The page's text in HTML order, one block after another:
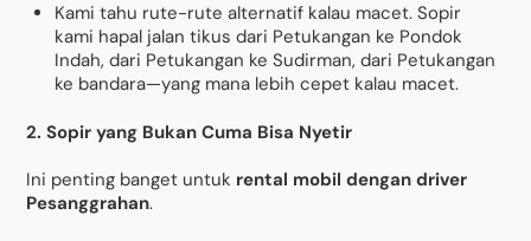
Kami tahu rute-rute alternatif kalau macet. Sopir
kami hapal jalan tikus dari Petukangan ke Pondok
Indah, dari Petukangan ke Sudirman, dari Petukangan
ke bandara—yang mana lebih cepet kalau macet.
2. Sopir yang Bukan Cuma Bisa Nyetir
Ini penting banget untuk rental mobil dengan driver
Pesanggrahan.